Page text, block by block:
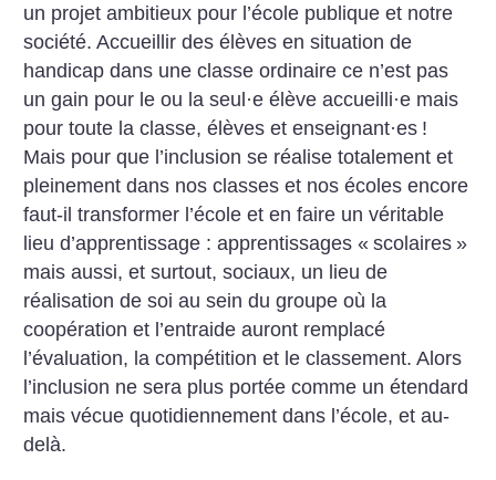
un projet ambitieux pour l’école publique et notre
société. Accueillir des élèves en situation de
handicap dans une classe ordinaire ce n’est pas
un gain pour le ou la seul·e élève accueilli·e mais
pour toute la classe, élèves et enseignant·es !
Mais pour que l’inclusion se réalise totalement et
pleinement dans nos classes et nos écoles encore
faut-il transformer l’école et en faire un véritable
lieu d’apprentissage : apprentissages « scolaires »
mais aussi, et surtout, sociaux, un lieu de
réalisation de soi au sein du groupe où la
coopération et l’entraide auront remplacé
l’évaluation, la compétition et le classement. Alors
l’inclusion ne sera plus portée comme un étendard
mais vécue quotidiennement dans l’école, et au-
delà.